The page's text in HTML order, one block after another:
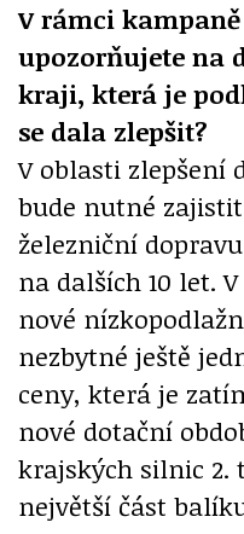
V rámci
upozorňujete na
kraji, která je
se dala zlepšit?
V oblasti zlepšení
bude nutné
železniční
na dalších 10 let.
nové
nezbytné ještě
ceny, která je
nové dotační
krajských silnic 2.
největší část